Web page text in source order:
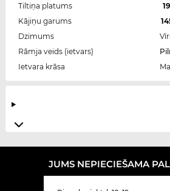
Tiltiņa platums
19
Kājiņu garums
Dzimums
Rāmja veids (ietvars)
Ietvara krāsa
JUMS NEPIECIEŠAMA